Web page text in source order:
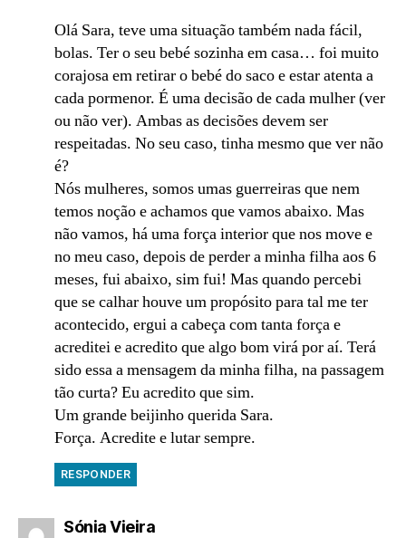
Olá Sara, teve uma situação também nada fácil,
bolas. Ter o seu bebé sozinha em casa… foi muito
corajosa em retirar o bebé do saco e estar atenta a
cada pormenor. É uma decisão de cada mulher (ver
ou não ver). Ambas as decisões devem ser
respeitadas. No seu caso, tinha mesmo que ver não
é?
Nós mulheres, somos umas guerreiras que nem
temos noção e achamos que vamos abaixo. Mas
não vamos, há uma força interior que nos move e
no meu caso, depois de perder a minha filha aos 6
meses, fui abaixo, sim fui! Mas quando percebi
que se calhar houve um propósito para tal me ter
acontecido, ergui a cabeça com tanta força e
acreditei e acredito que algo bom virá por aí. Terá
sido essa a mensagem da minha filha, na passagem
tão curta? Eu acredito que sim.
Um grande beijinho querida Sara.
Força. Acredite e lutar sempre.
RESPONDER
Sónia Vieiradiz: